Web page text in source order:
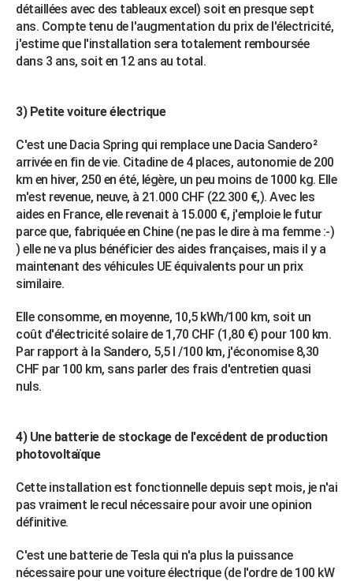
détaillées avec des tableaux excel) soit en presque sept
ans. Compte tenu de l'augmentation du prix de l'électricité,
j'estime que l'installation sera totalement remboursée
dans 3 ans, soit en 12 ans au total.
3) Petite voiture électrique
C'est une Dacia Spring qui remplace une Dacia Sandero²
arrivée en fin de vie. Citadine de 4 places, autonomie de 200
km en hiver, 250 en été, légère, un peu moins de 1000 kg. Elle
m'est revenue, neuve, à 21.000 CHF (22.300 €,). Avec les
aides en France, elle revenait à 15.000 €, j'emploie le futur
parce que, fabriquée en Chine (ne pas le dire à ma femme :-)
) elle ne va plus bénéficier des aides françaises, mais il y a
maintenant des véhicules UE équivalents pour un prix
similaire.
Elle consomme, en moyenne, 10,5 kWh/100 km, soit un
coût d'électricité solaire de 1,70 CHF (1,80 €) pour 100 km.
Par rapport à la Sandero, 5,5 l /100 km, j'économise 8,30
CHF par 100 km, sans parler des frais d'entretien quasi
nuls.
4) Une batterie de stockage de l'excédent de production
photovoltaïque
Cette installation est fonctionnelle depuis sept mois, je n'ai
pas vraiment le recul nécessaire pour avoir une opinion
définitive.
C'est une batterie de Tesla qui n'a plus la puissance
nécessaire pour une voiture électrique (de l'ordre de 100 kW